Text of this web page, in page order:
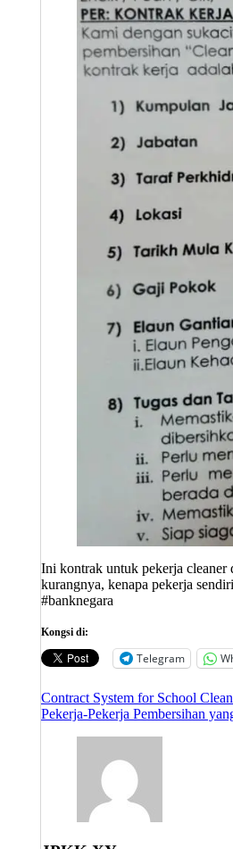
Ini kontrak untuk pekerja cleaner
kurangnya, kenapa pekerja
#banknegara
Kongsi di:
Telegram
Post
navigation
Contract System for School
Pekerja-Pekerja Pembersihan